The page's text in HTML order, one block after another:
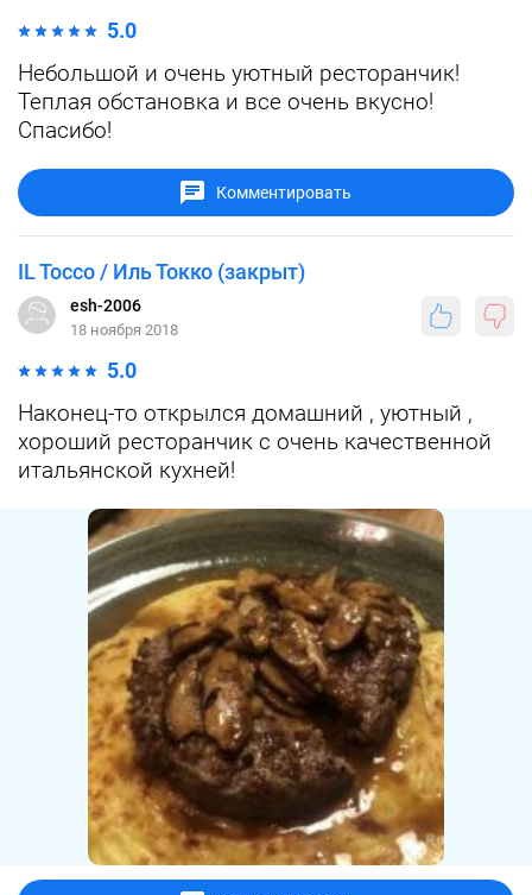
5.0
Небольшой и очень уютный ресторанчик!
Теплая обстановка и все очень вкусно!
Спасибо!
Комментировать
IL Tocco / Иль Токко (закрыт)
esh-2006
18 ноября 2018
5.0
Наконец-то открылся домашний , уютный ,
хороший ресторанчик с очень качественной
итальянской кухней!